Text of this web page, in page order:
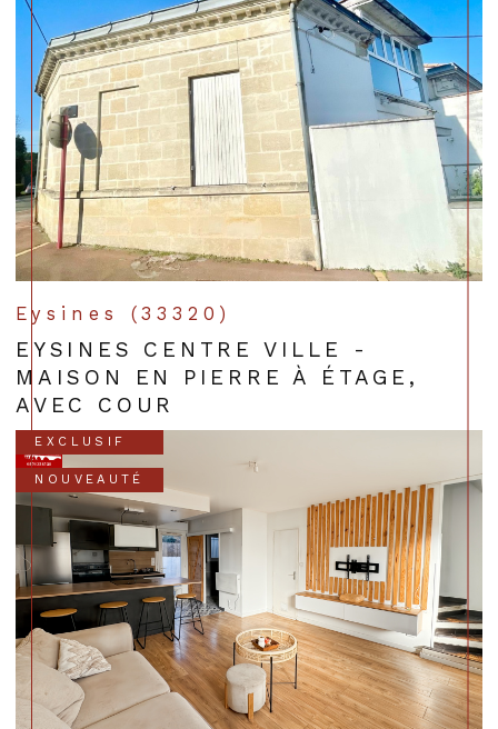
Eysines (33320)
EYSINES CENTRE VILLE -
MAISON EN PIERRE À ÉTAGE,
AVEC COUR
EXCLUSIF
NOUVEAUTÉ